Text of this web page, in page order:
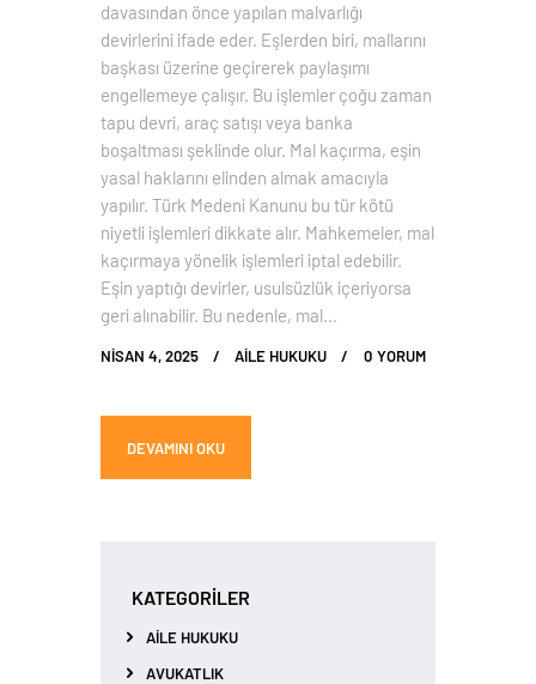
davasından önce yapılan malvarlığı
devirlerini ifade eder. Eşlerden biri, mallarını
başkası üzerine geçirerek paylaşımı
engellemeye çalışır. Bu işlemler çoğu zaman
tapu devri, araç satışı veya banka
boşaltması şeklinde olur. Mal kaçırma, eşin
yasal haklarını elinden almak amacıyla
yapılır. Türk Medeni Kanunu bu tür kötü
niyetli işlemleri dikkate alır. Mahkemeler, mal
kaçırmaya yönelik işlemleri iptal edebilir.
Eşin yaptığı devirler, usulsüzlük içeriyorsa
geri alınabilir. Bu nedenle, mal…
NISAN 4, 2025 AILE HUKUKU 0 YORUM
DEVAMINI OKU
KATEGORILER
AILE HUKUKU
AVUKATLIK